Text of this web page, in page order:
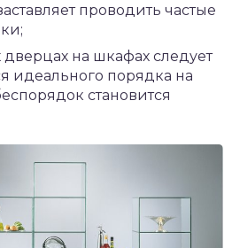
проводить частые
на шкафах следует
идеального порядка на
становится